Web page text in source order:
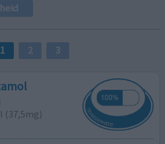
1 2 3
(37,5mg)